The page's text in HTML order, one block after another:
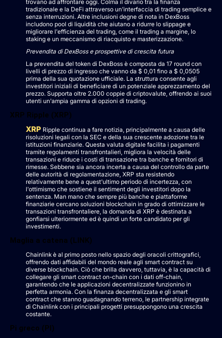
trovano ad affrontare oggi. Colma il divario tra la finanza
tradizionale e la DeFi attraverso un'interfaccia di trading semplice e
senza interruzioni. Altre inclusioni degne di nota in DexBoss
includono pool di liquidità che aiutano a ridurre lo slippage e
migliorare l'efficienza del trading, come il trading a margine, lo
staking e un meccanismo di riacquisto e masterizzazione.
Prevendita di DexBoss e prospettive di crescita futura
La prevendita del token di DexBoss è composta da 17 round con
livelli di prezzo di ingresso che vanno da $ 0,01 fino a $ 0,0505
prima della sua quotazione ufficiale. La struttura consente agli
investitori iniziali di beneficiare di un potenziale apprezzamento del
prezzo. Supporta oltre 2.000 coppie di criptovalute, offrendo ai suoi
utenti un'ampia gamma di opzioni di trading.
XRP Ripple (XRP)
XRP Ripple continua a fare notizia, principalmente a causa delle
risoluzioni legali con la SEC e della sua crescente adozione tra le
istituzioni finanziarie. Questa valuta digitale facilita i pagamenti
tramite regolamenti transfrontalieri, migliora la velocità delle
transazioni e riduce i costi di transazione tra banche e fornitori di
rimesse. Sebbene sia ancora incerta a causa del controllo da parte
delle autorità di regolamentazione, XRP sta resistendo
relativamente bene a quest'ultimo periodo di incertezza, con
l'ottimismo che sostiene il sentiment degli investitori dopo la
sentenza. Man mano che sempre più banche e piattaforme
finanziarie cercano soluzioni blockchain in grado di ottimizzare le
transazioni transfrontaliere, la domanda di XRP è destinata a
gonfiarsi ulteriormente ed è quindi un forte candidato per gli
investimenti.
Maglia a catena (LINK)
Chainlink è al primo posto nello spazio degli oracoli crittografici,
offrendo dati affidabili del mondo reale agli smart contract su
diverse blockchain. Ciò che brilla davvero, tuttavia, è la capacità di
collegare gli smart contract on-chain con i dati off-chain,
garantendo che le applicazioni decentralizzate funzionino in
perfetta armonia. Con la finanza decentralizzata e gli smart
contract che stanno guadagnando terreno, le partnership integrate
di Chainlink con i principali progetti presuppongono una crescita
costante.
Pi greco (PI)